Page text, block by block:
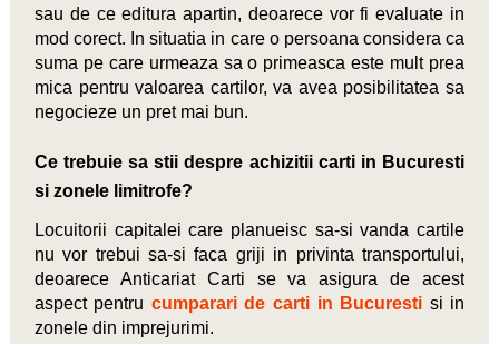
sau de ce editura apartin, deoarece vor fi evaluate in
mod corect. In situatia in care o persoana considera ca
suma pe care urmeaza sa o primeasca este mult prea
mica pentru valoarea cartilor, va avea posibilitatea sa
negocieze un pret mai bun.
Ce trebuie sa stii despre achizitii carti in Bucuresti
si zonele limitrofe?
Locuitorii capitalei care planueisc sa-si vanda cartile
nu vor trebui sa-si faca griji in privinta transportului,
deoarece Anticariat Carti se va asigura de acest
aspect pentru cumparari de carti in Bucuresti si in
zonele din imprejurimi.